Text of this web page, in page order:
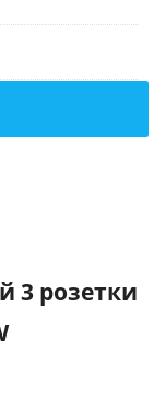
3 розетки